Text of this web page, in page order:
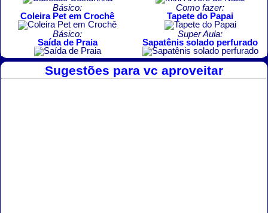
Básico:
Coleira Pet em Crochê
Como fazer:
Tapete do Papai
Básico:
Saída de Praia
Super Aula:
Sapatênis solado perfurado
Sugestões para vc aproveitar